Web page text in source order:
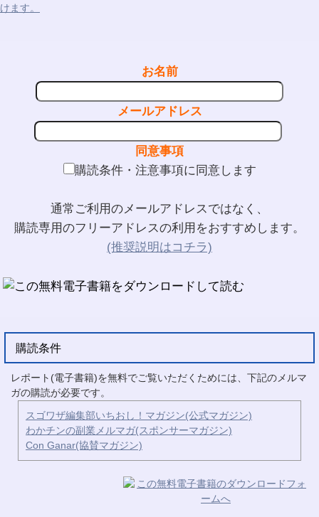
けます。
お名前
メールアドレス
同意事項
購読条件・注意事項に同意します
通常ご利用のメールアドレスではなく、
購読専用のフリーアドレスの利用をおすすめします。
(推奨説明はコチラ)
購読条件
レポート(電子書籍)を無料でご覧いただくためには、下記のメルマ
ガの購読が必要です。
スゴワザ編集部いちおし！マガジン(公式マガジン)
わかチンの副業メルマガ(スポンサーマガジン)
Con Ganar(協賛マガジン)